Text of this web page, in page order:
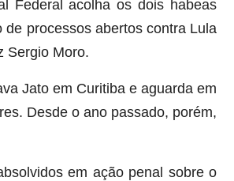
Federal acolha os dois habeas
processos abertos contra Lula
Sergio Moro.
Jato em Curitiba e aguarda em
Desde o ano passado, porém,
em ação penal sobre o